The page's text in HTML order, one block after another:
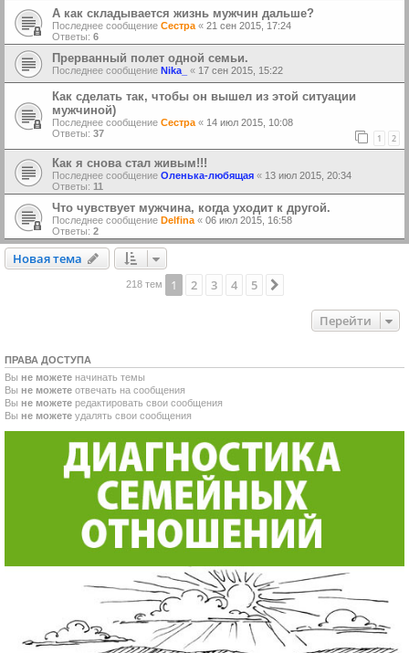
А как складывается жизнь мужчин дальше?
Последнее сообщение Сестра « 21 сен 2015, 17:24
Ответы: 6
Прерванный полет одной семьи.
Последнее сообщение Nika_ « 17 сен 2015, 15:22
Как сделать так, чтобы он вышел из этой ситуации
мужчиной)
Последнее сообщение Сестра « 14 июл 2015, 10:08
Ответы: 37 1 2
Как я снова стал живым!!!
Последнее сообщение Оленька-любящая « 13 июл 2015, 20:34
Ответы: 11
Что чувствует мужчина, когда уходит к другой.
Последнее сообщение Delfina « 06 июл 2015, 16:58
Ответы: 2
Новая тема
Новаятема
218 тем 1 2 3 4 5
Перейти
ПРАВА ДОСТУПА
Вы не можете начинать темы
Вы не можете отвечать на сообщения
Вы не можете редактировать свои сообщения
Вы не можете удалять свои сообщения